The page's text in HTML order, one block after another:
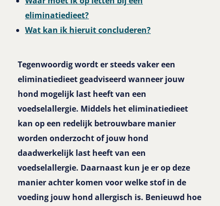
eliminatiedieet?
Wat kan ik hieruit concluderen?
Tegenwoordig wordt er steeds vaker een
eliminatiedieet geadviseerd wanneer jouw
hond mogelijk last heeft van een
voedselallergie. Middels het eliminatiedieet
kan op een redelijk betrouwbare manier
worden onderzocht of jouw hond
daadwerkelijk last heeft van een
voedselallergie. Daarnaast kun je er op deze
manier achter komen voor welke stof in de
voeding jouw hond allergisch is. Benieuwd hoe